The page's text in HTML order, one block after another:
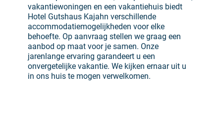
vakantiewoningen en een vakantiehuis biedt
Hotel Gutshaus Kajahn verschillende
accommodatiemogelijkheden voor elke
behoefte. Op aanvraag stellen we graag een
aanbod op maat voor je samen. Onze
jarenlange ervaring garandeert u een
onvergetelijke vakantie. We kijken ernaar uit u
in ons huis te mogen verwelkomen.